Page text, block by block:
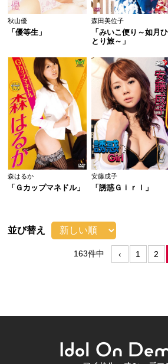
秋山優
「優等生」
森田美位子
「みいこ便り～如月ひ
とり旅～」
森はるか
「Ｇカップマネドル」
安藤成子
「誘惑Ｇｉｒｌ」
並び替え
163件中 ‹ 1 2